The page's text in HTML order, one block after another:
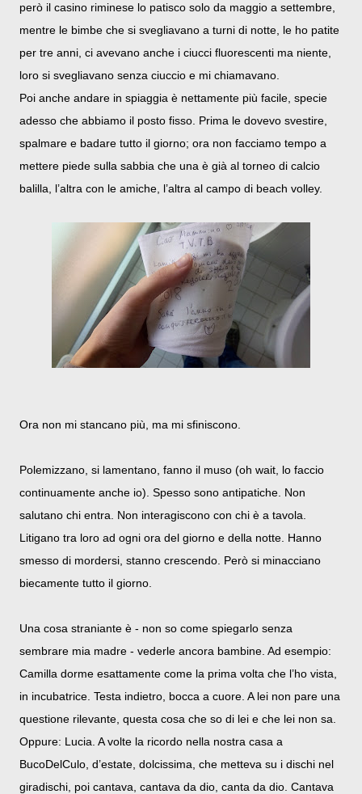
però il casino riminese lo patisco solo da maggio a settembre,
mentre le bimbe che si svegliavano a turni di notte, le ho patite
per tre anni, ci avevano anche i ciucci fluorescenti ma niente,
loro si svegliavano senza ciuccio e mi chiamavano.
Poi anche andare in spiaggia è nettamente più facile, specie
adesso che abbiamo il posto fisso. Prima le dovevo svestire,
spalmare e badare tutto il giorno; ora non facciamo tempo a
mettere piede sulla sabbia che una è già al torneo di calcio
balilla, l’altra con le amiche, l’altra al campo di beach volley.
Ora non mi stancano più, ma mi sfiniscono.
Polemizzano, si lamentano, fanno il muso (oh wait, lo faccio
continuamente anche io). Spesso sono antipatiche. Non
salutano chi entra. Non interagiscono con chi è a tavola.
Litigano tra loro ad ogni ora del giorno e della notte. Hanno
smesso di mordersi, stanno crescendo. Però si minacciano
biecamente tutto il giorno.
Una cosa straniante è - non so come spiegarlo senza
sembrare mia madre - vederle ancora bambine. Ad esempio:
Camilla dorme esattamente come la prima volta che l’ho vista,
in incubatrice. Testa indietro, bocca a cuore. A lei non pare una
questione rilevante, questa cosa che so di lei e che lei non sa.
Oppure: Lucia. A volte la ricordo nella nostra casa a
BucoDelCulo, d’estate, dolcissima, che metteva su i dischi nel
giradischi, poi cantava, cantava da dio, canta da dio. Cantava